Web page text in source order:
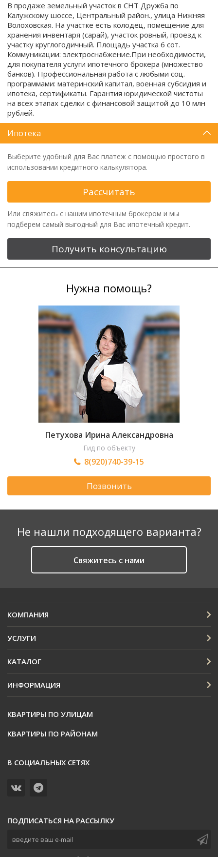
В продаже земельный участок в СНТ Дружба по
Калужскому шоссе, Центральный район., улица Нижняя
Волоховская. На участке есть колодец, помещение для
хранения инвентаря (сарай), участок ровный, проезд к
участку круглогодичный. Площадь участка 6 сот.
Коммуникации: электроснабжение.При необходимости,
для покупателя услуги ипотечного брокера (множество
банков). Профессиональная работа с любыми соц.
программами: материнский капитал, военная субсидия и
ипотека, сертификаты. Гарантия юридической чистоты
на всех этапах сделки с финансовой защитой до 10 млн
рублей.
Ипотека
Выберите удобный для Вас платеж с помощью простого в
использовании кредитного калькулятора.
Рассчитать
Или свяжитесь с нашим ипотечным брокером и мы
подберем самый выгодный для Вас ипотечный кредит.
Получить консультацию
Нужна помощь?
Петухова Ирина Александровна
Гид по объекту
8(920)740-39-15
Позвонить
Не нашли подходящего варианта?
Cвяжитесь с нами
КОМПАНИЯ
УСЛУГИ
КАТАЛОГ
ИНФОРМАЦИЯ
КВАРТИРЫ ПО УЛИЦАМ
КВАРТИРЫ ПО РАЙОНАМ
В СОЦИАЛЬНЫХ СЕТЯХ
ПОДПИСАТЬСЯ НА РАССЫЛКУ